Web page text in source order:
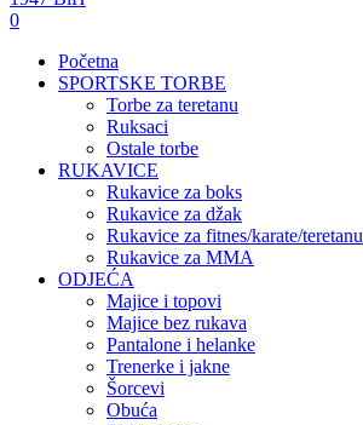
0
Početna
SPORTSKE TORBE
Torbe za teretanu
Ruksaci
Ostale torbe
RUKAVICE
Rukavice za boks
Rukavice za džak
Rukavice za fitnes/karate/teretanu
Rukavice za MMA
ODJEĆA
Majice i topovi
Majice bez rukava
Pantalone i helanke
Trenerke i jakne
Šorcevi
Obuća